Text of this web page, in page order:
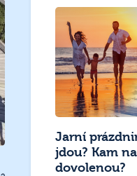
Jarní
jdou? Kam
dovolenou?